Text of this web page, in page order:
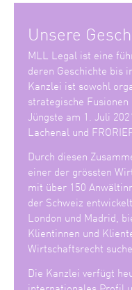
Unsere
MLL Legal ist eine
deren Geschichte bis
Kanzlei ist sowohl
strategische Fusionen
Jüngste am 1. Juli
Lachenal und
Durch diesen
einer der grössten
mit über 150
der Schweiz
London und Madrid,
Klientinnen und
Wirtschaftsrecht
Die Kanzlei verfügt